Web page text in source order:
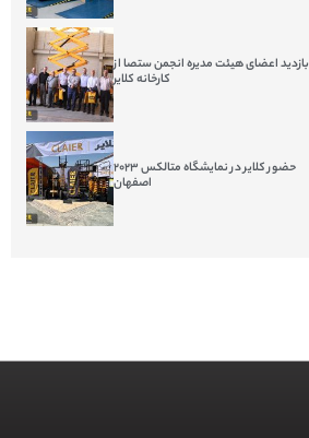
بازدید اعضای هیئت مدیره انجمن ستصا از
کارخانه کلایر
حضور کلایر در نمایشگاه متالکس ۲۰۲۳
اصفهان